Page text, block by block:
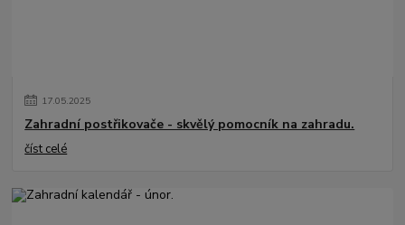
17.05.2025
Zahradní postřikovače - skvělý pomocník na zahradu.
číst celé